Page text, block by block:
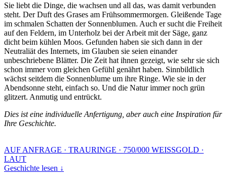
Sie liebt die Dinge, die wachsen und all das, was damit verbunden
steht. Der Duft des Grases am Frühsommermorgen. Gleißende Tage
im schmalen Schatten der Sonnenblumen. Auch er sucht die Freiheit
auf den Feldern, im Unterholz bei der Arbeit mit der Säge, ganz
dicht beim kühlen Moos. Gefunden haben sie sich dann in der
Neutraliät des Internets, im Glauben sie seien einander
unbeschriebene Blätter. Die Zeit hat ihnen gezeigt, wie sehr sie sich
schon immer vom gleichen Gefühl genährt haben. Sinnbildlich
wächst seitdem die Sonnenblume um ihre Ringe. Wie sie in der
Abendsonne steht, einfach so. Und die Natur immer noch grün
glitzert. Anmutig und entrückt.
Dies ist eine individuelle Anfertigung, aber auch eine Inspiration für
Ihre Geschichte.
AUF ANFRAGE · TRAURINGE · 750/000 WEISSGOLD ·
LAUT
Geschichte lesen ↓